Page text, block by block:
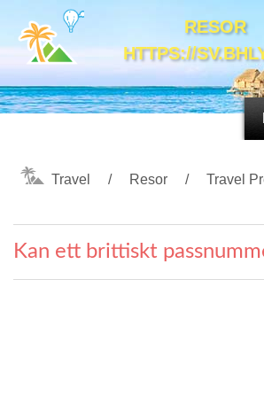
HTTPS://
Travel Resor Travel
Kan ett brittiskt